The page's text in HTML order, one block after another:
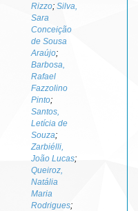
Rizzo; Silva,
Sara
Conceição
de Sousa
Araújo;
Barbosa,
Rafael
Fazzolino
Pinto;
Santos,
Letícia de
Souza;
Zarbiélli,
João Lucas;
Queiroz,
Natália
Maria
Rodrigues;